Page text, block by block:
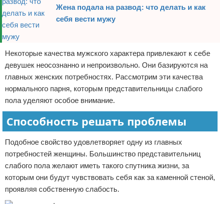
Жена подала на развод: что делать и как
себя вести мужу
Некоторые качества мужского характера привлекают к себе
девушек неосознанно и непроизвольно. Они базируются на
главных женских потребностях. Рассмотрим эти качества
нормального парня, которым представительницы слабого
пола уделяют особое внимание.
Способность решать проблемы
Подобное свойство удовлетворяет одну из главных
потребностей женщины. Большинство представительниц
слабого пола желают иметь такого спутника жизни, за
которым они будут чувствовать себя как за каменной стеной,
проявляя собственную слабость.